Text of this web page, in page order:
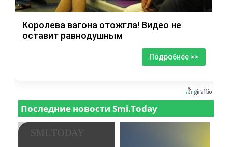
Королева вагона отожгла! Видео не
оставит равнодушным
Подробнее >>